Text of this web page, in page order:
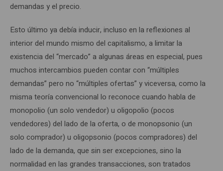
demandas y el precio.
Esto último ya debía inducir, incluso en la reflexiones al
interior del mundo mismo del capitalismo, a limitar la
existencia del “mercado” a algunas áreas en especial, pues
muchos intercambios pueden contar con “múltiples
demandas” pero no “múltiples ofertas” y viceversa, como la
misma teoría convencional lo reconoce cuando habla de
monopolio (un solo vendedor) u oligopolio (pocos
vendedores) del lado de la oferta, o de monopsonio (un
solo comprador) u oligopsonio (pocos compradores) del
lado de la demanda, que sin ser excepciones, sino la
normalidad en las grandes transacciones, son tratados